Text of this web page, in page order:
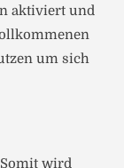
aktiviert und
um sich
wird